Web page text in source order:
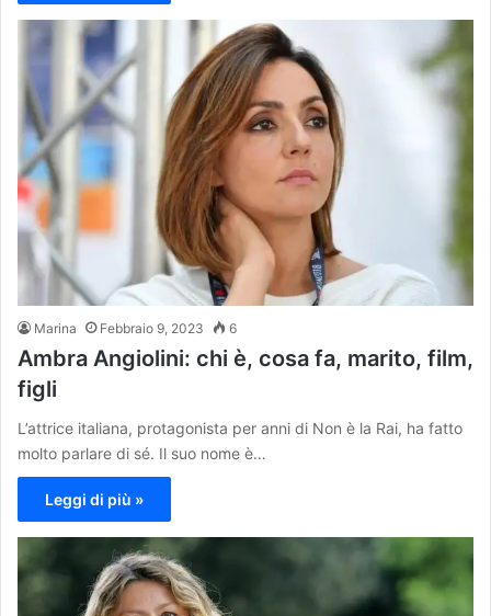
Marina Febbraio 9, 2023 6
Ambra Angiolini: chi è, cosa fa, marito, film,
figli
L’attrice italiana, protagonista per anni di Non è la Rai, ha fatto
molto parlare di sé. Il suo nome è…
Leggi di più »